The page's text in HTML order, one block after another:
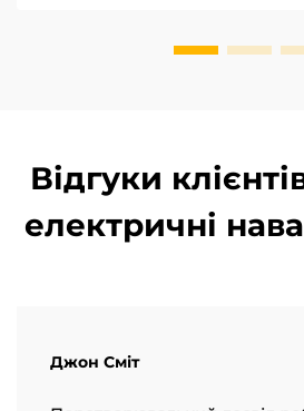
Відгуки
електричні
Джон Сміт